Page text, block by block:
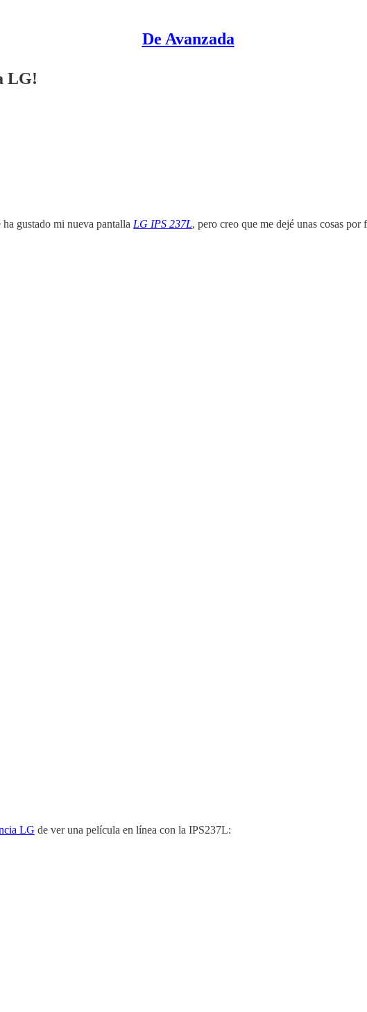
De Avanzada
LG!
gustado mi nueva pantalla LG IPS 237L, pero creo que me dejé unas cosas por
LG de ver una película en línea con la IPS237L: